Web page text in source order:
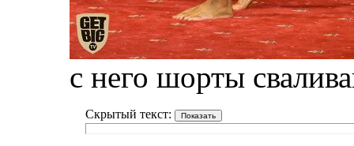
с него шорты
Скрытый текст: